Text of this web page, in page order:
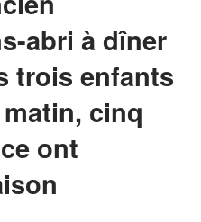
abri à dîner
trois enfants
cinq
ont